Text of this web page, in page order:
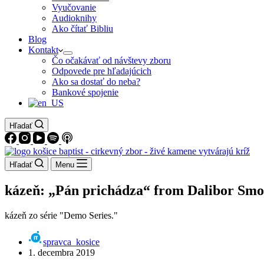
Vyučovanie
Audioknihy
Ako čítať Bibliu
Blog
Kontakt
Čo očakávať od návštevy zboru
Odpovede pre hľadajúcich
Ako sa dostať do neba?
Bankové spojenie
Hľadať
Hľadať Menu
kázeň: „Pán prichádza“ from Dalibor
kázeň zo série "Demo Series."
spravca_kosice
1. decembra 2019